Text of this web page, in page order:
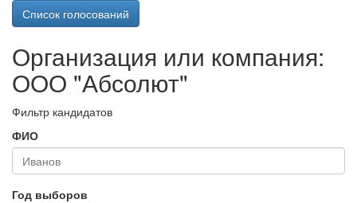
Список голосований
Организация или компания:
ООО "Абсолют"
Фильтр кандидатов
ФИО
Год выборов